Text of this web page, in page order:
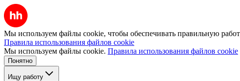
Мы используем файлы cookie, чтобы обеспечивать правильную
Правила использования файлов cookie
Мы используем файлы cookie. Правила использования файлов cookie
Понятно
Ищу работу